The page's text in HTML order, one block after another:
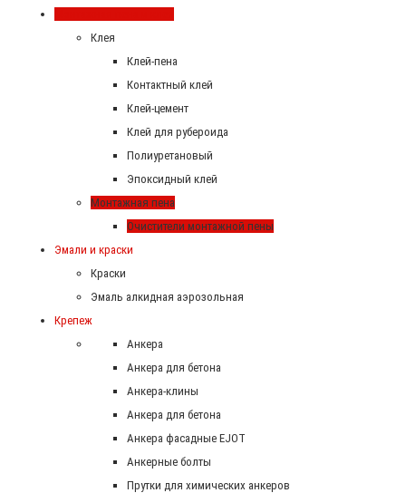
Клея
Клей-пена
Контактный клей
Клей-цемент
Клей для рубероида
Полиуретановый
Эпоксидный клей
Монтажная пена
Очистители монтажной пены
Эмали и краски
Краски
Эмаль алкидная аэрозольная
Крепеж
Анкера
Анкера для бетона
Анкера-клины
Анкера для бетона
Анкера фасадные EJOT
Анкерные болты
Прутки для химических анкеров